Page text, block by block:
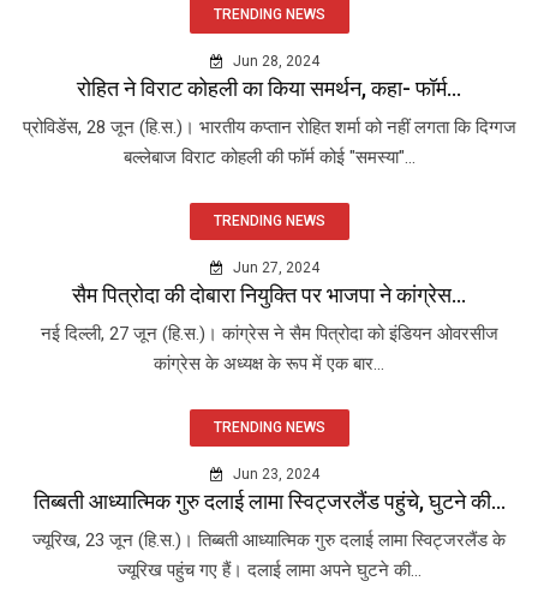
TRENDING NEWS
Jun 28, 2024
रोहित ने विराट कोहली का किया समर्थन, कहा- फॉर्म...
प्रोविडेंस, 28 जून (हि.स.)। भारतीय कप्तान रोहित शर्मा को नहीं लगता कि दिग्गज
बल्लेबाज विराट कोहली की फॉर्म कोई "समस्या"...
TRENDING NEWS
Jun 27, 2024
सैम पित्रोदा की दोबारा नियुक्ति पर भाजपा ने कांग्रेस...
नई दिल्ली, 27 जून (हि.स.)। कांग्रेस ने सैम पित्रोदा को इंडियन ओवरसीज
कांग्रेस के अध्यक्ष के रूप में एक बार...
TRENDING NEWS
Jun 23, 2024
तिब्बती आध्यात्मिक गुरु दलाई लामा स्विट्जरलैंड पहुंचे, घुटने की...
ज्यूरिख, 23 जून (हि.स.)। तिब्बती आध्यात्मिक गुरु दलाई लामा स्विट्जरलैंड के
ज्यूरिख पहुंच गए हैं। दलाई लामा अपने घुटने की...